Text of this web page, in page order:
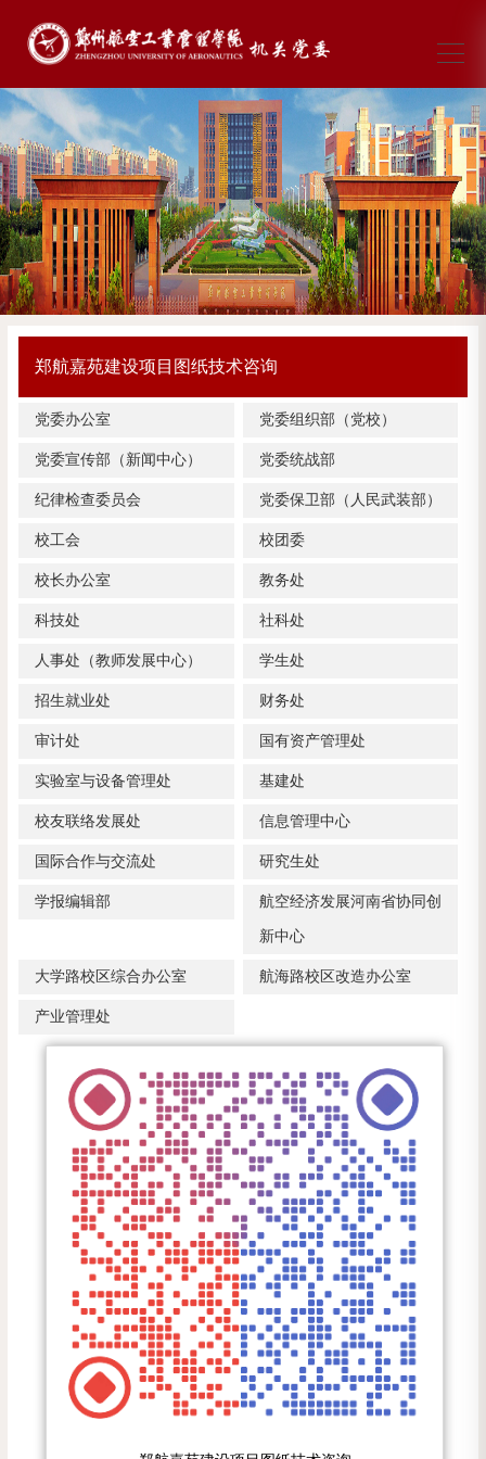
郑航嘉苑建设项目图纸技术咨询
党委办公室 党委组织部（党校）
党委宣传部（新闻中心） 党委统战部
纪律检查委员会 党委保卫部（人民武装部）
校工会 校团委
校长办公室 教务处
科技处 社科处
人事处（教师发展中心） 学生处
招生就业处 财务处
审计处 国有资产管理处
实验室与设备管理处 基建处
校友联络发展处 信息管理中心
国际合作与交流处 研究生处
学报编辑部
航空经济发展河南省协同创
新中心
大学路校区综合办公室 航海路校区改造办公室
产业管理处